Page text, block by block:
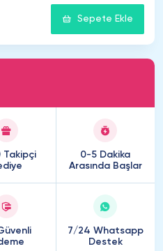
Sepete Ekle
Takipçi
0-5 Dakika
Arasında Başlar
7/24 Whatsapp
Destek